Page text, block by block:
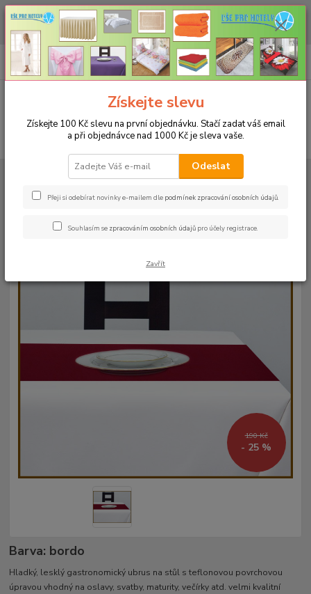
CHCETE NAKOUPIT VĚTŠÍ MNOŽSTVÍ NAŠICH PRODUKTŮ ZA LEPŠÍ
CENU? Klikněte ZDE
CZK
+420 773 794 023
Pondělí-pátek 9-16 hodin
0ks
za0 Kč
UBRUSY
Luxusní ubrusy Atlas-Rodos s vodoodpudivou úpravou
Ubrus ATLAS 38x160cm bordo
190 Kč
- 25 %
Barva: bordo
Hladký, lesklý gastronomický ubrus na stůl s teflonovou povrchovou
úpravou vhodný na oslavy, svatby, maturity, večírky atd. velmi kvalitní
Získejte slevu
Získejte 100 Kč slevu na první objednávku. Stačí zadat váš email
a při objednávce nad 1000 Kč je sleva vaše.
Odeslat
Přeji si odebírat novinky e-mailem dle podmínek zpracování osobních údajů.
Souhlasím se zpracováním osobních údajů pro účely registrace.
Zavřít